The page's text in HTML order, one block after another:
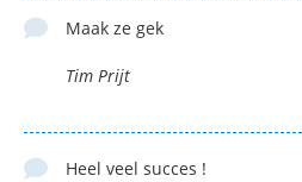
Maak ze gek
Tim Prijt
Heel veel succes !